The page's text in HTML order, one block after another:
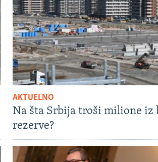
AKTUELNO
Na šta Srbija troši milione iz
rezerve?